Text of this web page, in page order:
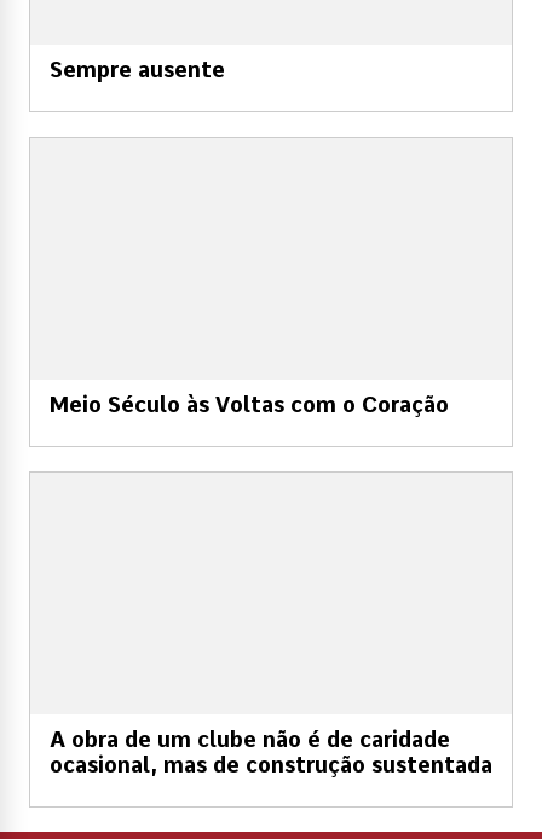
Sempre ausente
Meio Século às Voltas com o Coração
A obra de um clube não é de caridade
ocasional, mas de construção sustentada